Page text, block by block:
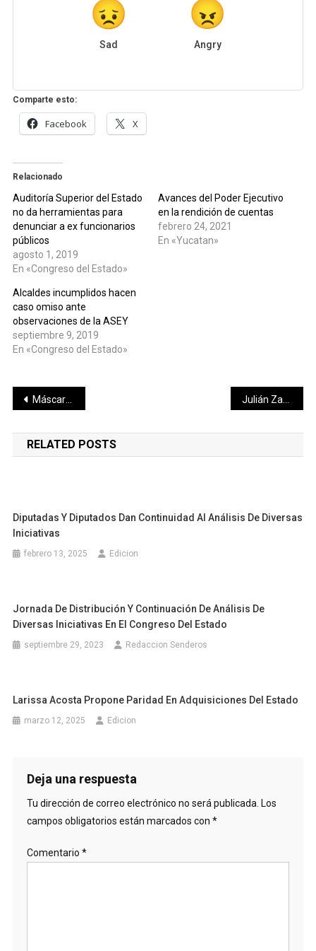
Sad Angry
Comparte esto:
Facebook X
Relacionado
Auditoría Superior del Estado
no da herramientas para
denunciar a ex funcionarios
públicos
agosto 1, 2019
En «Congreso del Estado»
Avances del Poder Ejecutivo
en la rendición de cuentas
febrero 24, 2021
En «Yucatan»
Alcaldes incumplidos hacen
caso omiso ante
observaciones de la ASEY
septiembre 9, 2019
En «Congreso del Estado»
Navegación
de
entradas
Máscaras y Cabelleras.
RELATED POSTS
Diputadas Y Diputados Dan Continuidad Al Análisis De Diversas
Iniciativas
febrero 13, 2025 Edicion
Jornada De Distribución Y Continuación De Análisis De
Diversas Iniciativas En El Congreso Del Estado
septiembre 29, 2023 Redaccion Senderos
Larissa Acosta Propone Paridad En Adquisiciones Del Estado
marzo 12, 2025 Edicion
Deja una respuesta
Tu dirección de correo electrónico no será publicada. Los
campos obligatorios están marcados con *
Comentario *